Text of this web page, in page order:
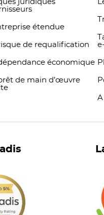
juridiques
étendue
de requalification
économique
de main d’œuvre